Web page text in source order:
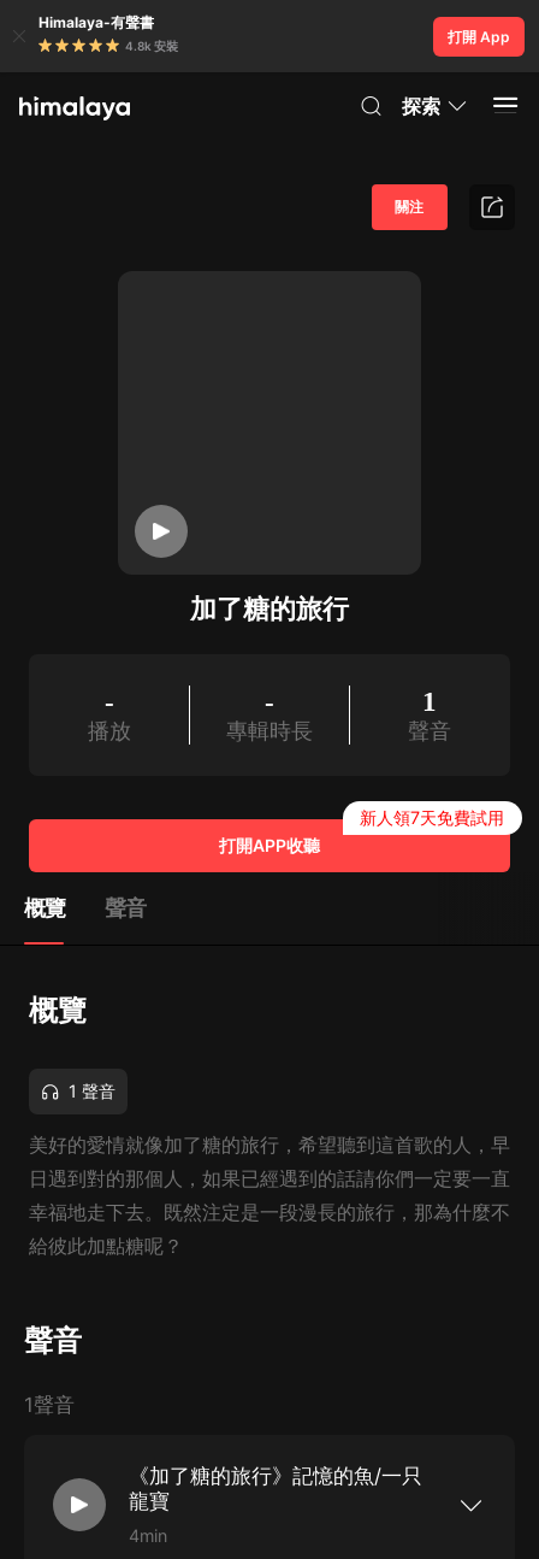
Himalaya-有聲書
4.8k 安裝
打開 App
探索
加了糖的旅行
關注
-
播放
-
專輯時長
1
聲音
打開APP收聽
新人領7天免費試用
概覽 聲音
概覽
1 聲音
美好的愛情就像加了糖的旅行，希望聽到這首歌的人，早
日遇到對的那個人，如果已經遇到的話請你們一定要一直
幸福地走下去。既然注定是一段漫長的旅行，那為什麼不
給彼此加點糖呢？
聲音
1聲音
《加了糖的旅行》記憶的魚/一只
龍寶
4min